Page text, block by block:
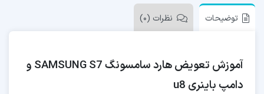
توضیحات نظرات (0)
آموزش تعویض هارد سامسونگ SAMSUNG S7 و
دامپ باینری u8